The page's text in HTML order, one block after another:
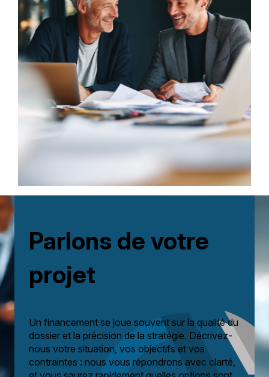
Parlons de votre
projet
Un financement se joue souvent sur la qualité du
dossier et la précision de la stratégie. Décrivez-
nous votre situation, vos objectifs et vos
contraintes : nous vous répondrons avec clarté,